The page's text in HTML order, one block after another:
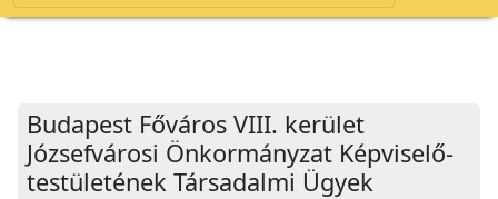
Budapest Főváros VIII. kerület
Józsefvárosi Önkormányzat Képviselő-
testületének Társadalmi Ügyek